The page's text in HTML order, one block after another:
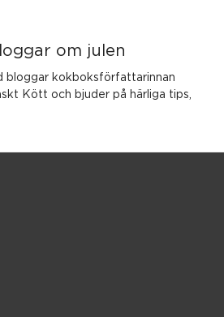
om julen
bloggar kokboksförfattarinnan
Kött och bjuder på härliga tips,